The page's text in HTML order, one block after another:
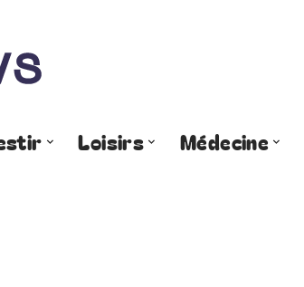
Loisirs Médecine